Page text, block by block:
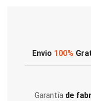
Envio 100%
Garantía de